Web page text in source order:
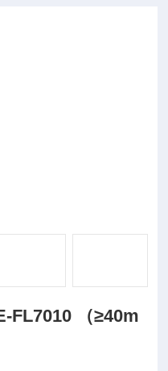
FL7010 （≥40m